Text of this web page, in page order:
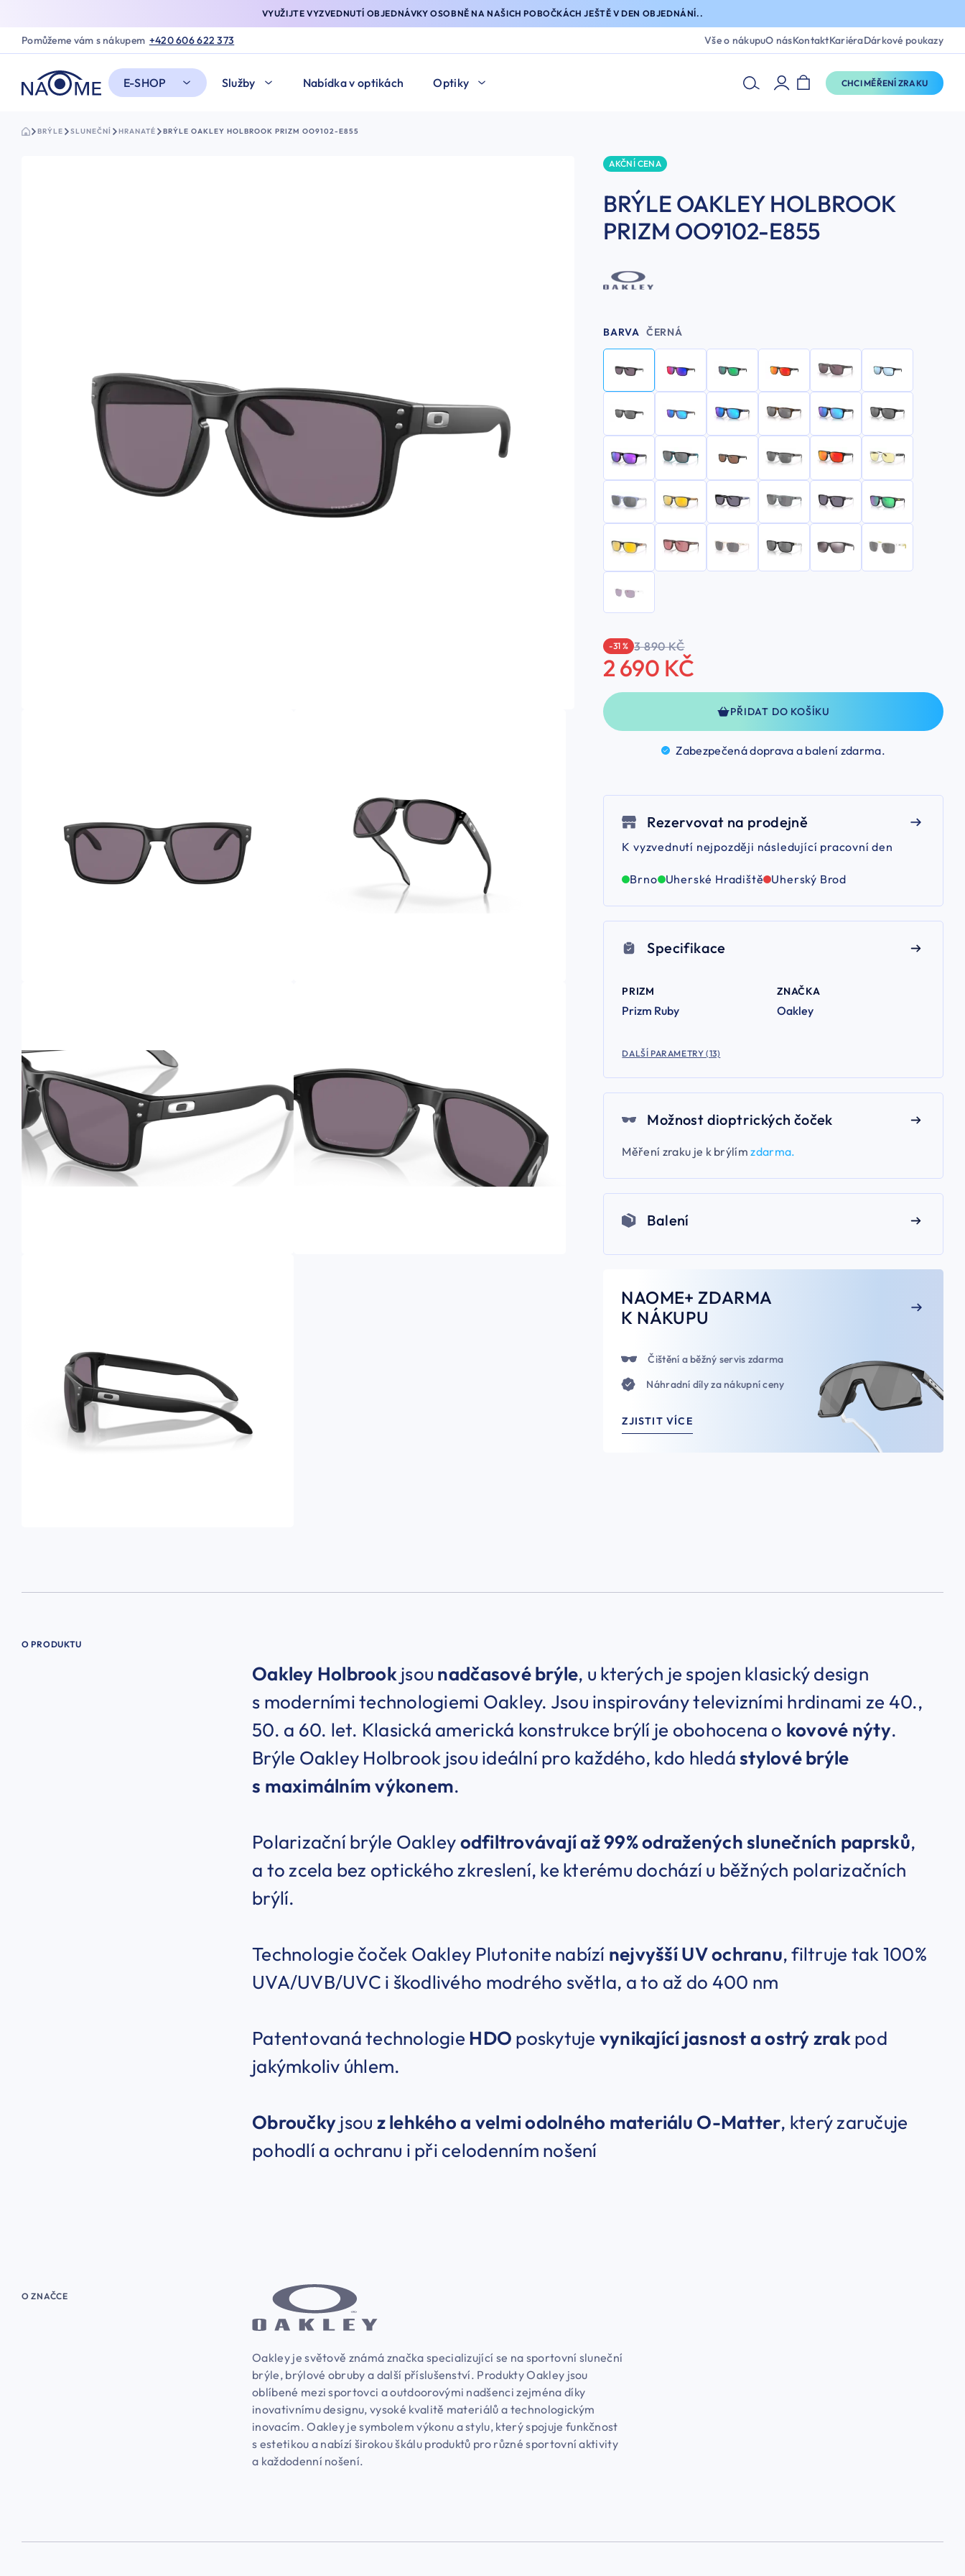
VYUŽIJTE VYZVEDNUTÍ OBJEDNÁVKY OSOBNĚ NA NAŠICH POBOČKÁCH JEŠTĚ V DEN OBJEDNÁNÍ..
Pomůžeme vám s nákupem +420 606 622 373 Vše o nákupuO násKontaktKariéraDárkové poukazy
E-SHOP Služby Nabídka v optikách Optiky CHCI MĚŘENÍ ZRAKU
BRÝLE SLUNEČNÍ HRANATÉ BRÝLE OAKLEY HOLBROOK PRIZM OO9102-E855
AKČNÍ CENA
BRÝLE OAKLEY HOLBROOK
PRIZM OO9102-E855
BARVA ČERNÁ
-31 % 3 890 KČ
2 690 KČ
PŘIDAT DO KOŠÍKU
Zabezpečená doprava a balení zdarma.
Rezervovat na prodejně
K vyzvednutí nejpozději následující pracovní den
Brno Uherské Hradiště Uherský Brod
Specifikace
PRIZM
Prizm Ruby
ZNAČKA
Oakley
DALŠÍ PARAMETRY (13)
Možnost dioptrických čoček
Měření zraku je k brýlímzdarma.
Balení
NAOME+ ZDARMA
K NÁKUPU
Čištění a běžný servis zdarma
Náhradní díly za nákupní ceny
ZJISTIT VÍCE
O PRODUKTU
Oakley Holbrookjsou nadčasové brýle, u kterých je spojen klasický design
s moderními technologiemi Oakley. Jsou inspirovány televizními hrdinami ze 40.,
50. a 60. let. Klasická americká konstrukce brýlí je obohocena o kovové nýty.
Brýle Oakley Holbrook jsou ideální pro každého, kdo hledástylové brýle
s maximálním výkonem.
Polarizační brýle Oakleyodfiltrovávají až 99% odražených slunečních paprsků,
a to zcela bez optického zkreslení, ke kterému dochází u běžných polarizačních
brýlí.
Technologie čoček Oakley Plutonite nabízí nejvyšší UV ochranu, filtruje tak 100%
UVA/UVB/UVC i škodlivého modrého světla, a to až do 400 nm
Patentovaná technologie HDO poskytuje vynikající jasnost a ostrý zrakpod
jakýmkoliv úhlem.
Obroučkyjsou z lehkého a velmi odolného materiálu O-Matter, který zaručuje
pohodlí a ochranu i při celodenním nošení
O ZNAČCE
Oakley je světově známá značka specializující se na sportovní sluneční
brýle, brýlové obruby a další příslušenství. Produkty Oakley jsou
oblíbené mezi sportovci a outdoorovými nadšenci zejména díky
inovativnímu designu, vysoké kvalitě materiálů a technologickým
inovacím. Oakley je symbolem výkonu a stylu, který spojuje funkčnost
s estetikou a nabízí širokou škálu produktů pro různé sportovní aktivity
a každodenní nošení.